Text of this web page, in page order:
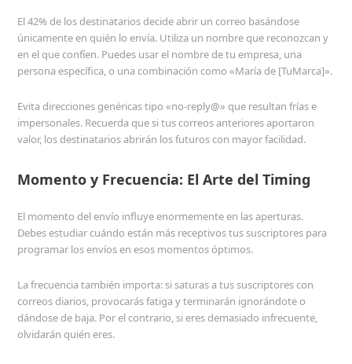
El 42% de los destinatarios decide abrir un correo basándose
únicamente en quién lo envía. Utiliza un nombre que reconozcan y
en el que confíen. Puedes usar el nombre de tu empresa, una
persona específica, o una combinación como «María de [TuMarca]».
Evita direcciones genéricas tipo «no-reply@» que resultan frías e
impersonales. Recuerda que si tus correos anteriores aportaron
valor, los destinatarios abrirán los futuros con mayor facilidad.
Momento y Frecuencia: El Arte del Timing
El momento del envío influye enormemente en las aperturas.
Debes estudiar cuándo están más receptivos tus suscriptores para
programar los envíos en esos momentos óptimos.
La frecuencia también importa: si saturas a tus suscriptores con
correos diarios, provocarás fatiga y terminarán ignorándote o
dándose de baja. Por el contrario, si eres demasiado infrecuente,
olvidarán quién eres.